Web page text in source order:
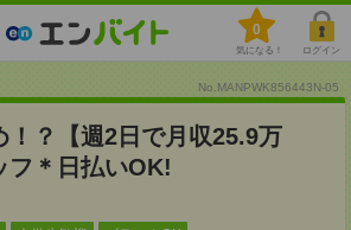
0
気になる！ ログイン
No.MANPWK856443N-05
！？【週2日で月収25.9万
フ＊日払いOK!